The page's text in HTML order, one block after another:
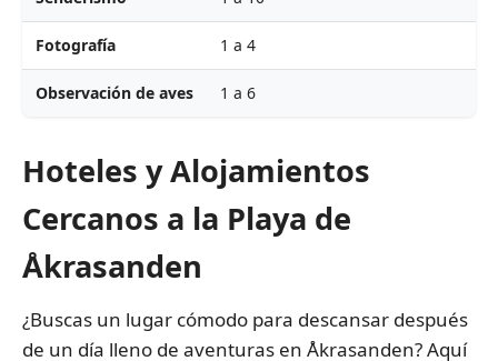
Fotografía 1 a 4
Observación de aves 1 a 6
Hoteles y Alojamientos
Cercanos a la Playa de
Åkrasanden
¿Buscas un lugar cómodo para descansar después
de un día lleno de aventuras en Åkrasanden? Aquí